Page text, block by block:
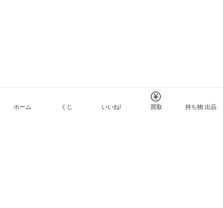
ホーム くじ いいね! 買取 持ち物 出品